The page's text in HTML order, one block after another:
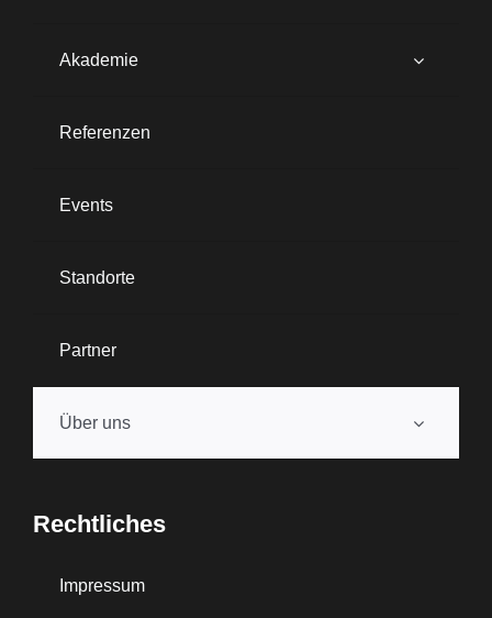
Akademie
Referenzen
Events
Standorte
Partner
Über uns
Rechtliches
Impressum